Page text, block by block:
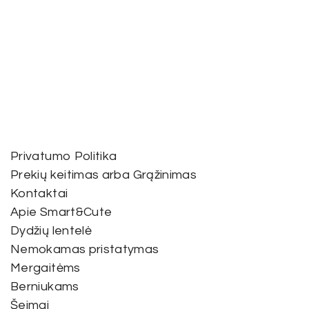
Privatumo Politika
Prekių keitimas arba Grąžinimas
Kontaktai
Apie Smart&Cute
Dydžių lentelė
Nemokamas pristatymas
Mergaitėms
Berniukams
Šeimai